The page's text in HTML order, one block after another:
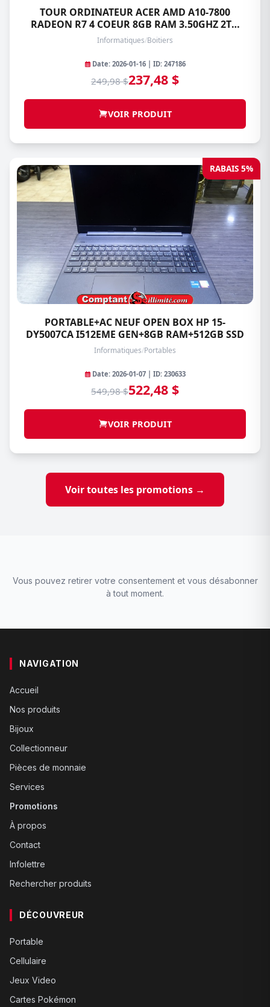
TOUR ORDINATEUR ACER AMD A10-7800
RADEON R7 4 COEUR 8GB RAM 3.50GHZ 2TO
HDD
Informatiques/Boitiers
Date: 2026-01-16 | ID: 247186
249,98 $237,48 $
VOIR PRODUIT
RABAIS 5%
PORTABLE+AC NEUF OPEN BOX HP 15-
DY5007CA I512EME GEN+8GB RAM+512GB SSD
Informatiques/Portables
Date: 2026-01-07 | ID: 230633
549,98 $522,48 $
VOIR PRODUIT
Voir toutes les promotions →
Vous pouvez retirer votre consentement et vous désabonner
à tout moment.
NAVIGATION
Accueil
Nos produits
Bijoux
Collectionneur
Pièces de monnaie
Services
Promotions
À propos
Contact
Infolettre
Rechercher produits
DÉCOUVREUR
Portable
Cellulaire
Jeux Video
Cartes Pokémon